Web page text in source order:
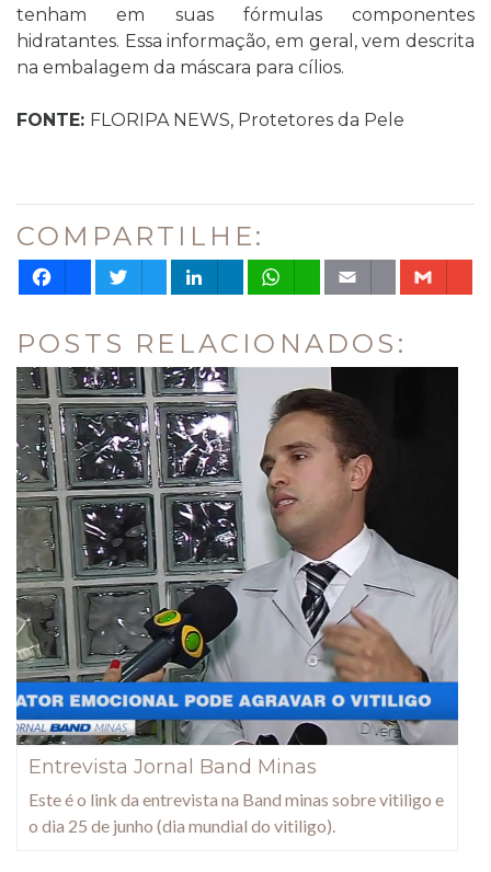
tenham em suas fórmulas componentes
hidratantes. Essa informação, em geral, vem descrita
na embalagem da máscara para cílios.
FONTE: FLORIPA NEWS, Protetores da Pele
COMPARTILHE:
Facebook Twitter LinkedIn WhatsAppEmail
POSTS RELACIONADOS:
Entrevista Jornal Band Minas
Este é o link da entrevista na Band minas sobre vitiligo e
o dia 25 de junho (dia mundial do vitiligo).